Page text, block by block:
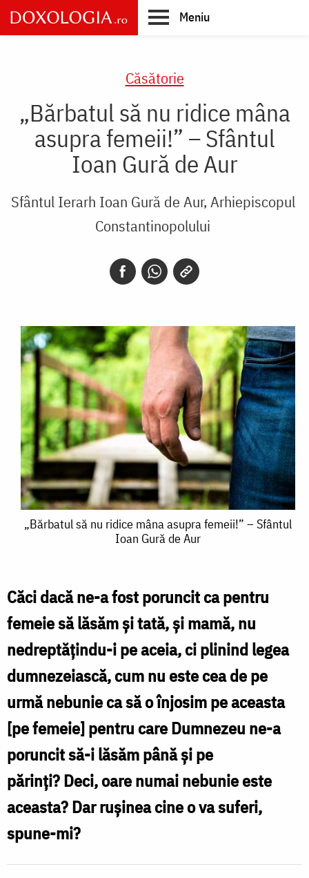
Skip
to
main
Meniu
Căsătorie
„Bărbatul să nu ridice mâna
asupra femeii!” – Sfântul
Ioan Gură de Aur
Sfântul Ierarh Ioan Gură de Aur, Arhiepiscopul
Constantinopolului
„Bărbatul
ridice
mâna
asupra
Ioan
Gură
de
Aur
„Bărbatul să nu ridice mâna asupra femeii!” – Sfântul
Ioan Gură de Aur
Căci dacă ne-a fost poruncit ca pentru
femeie să lăsăm şi tată, şi mamă, nu
nedreptăţindu-i pe aceia, ci plinind legea
dumnezeiască, cum nu este cea de pe
urmă nebunie ca să o înjosim pe aceasta
[pe femeie] pentru care Dumnezeu ne-a
poruncit să-i lăsăm până şi pe
părinţi? Deci, oare numai nebunie este
aceasta? Dar ruşinea cine o va suferi,
spune-mi?